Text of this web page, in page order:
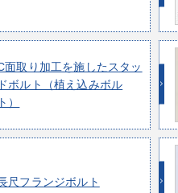
面取り加工を施したスタッ
ドボルト（植え込みボル
ト）
尺フランジボルト